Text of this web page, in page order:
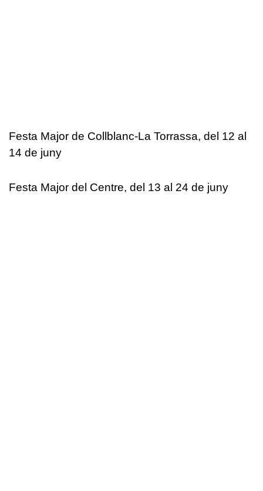
Festa Major de Collblanc-La Torrassa, del 12 al
14 de juny
Festa Major del Centre, del 13 al 24 de juny